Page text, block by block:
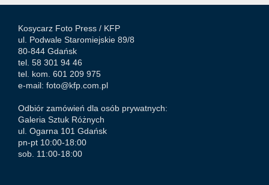
Kosycarz Foto Press / KFP
ul. Podwale Staromiejskie 89/8
80-844 Gdańsk
tel. 58 301 94 46
tel. kom. 601 209 975
e-mail: foto@kfp.com.pl
Odbiór zamówień dla osób prywatnych:
Galeria Sztuk Różnych
ul. Ogarna 101 Gdańsk
pn-pt 10:00-18:00
sob. 11:00-18:00